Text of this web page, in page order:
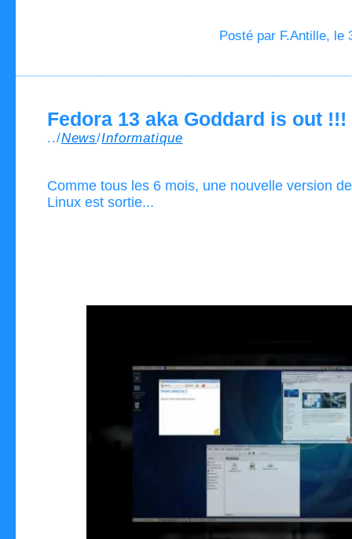
Posté par F.Antille, le
Fedora 13 aka Goddard is out !!!
../News/Informatique
Comme tous les 6 mois, une nouvelle version
Linux est sortie...